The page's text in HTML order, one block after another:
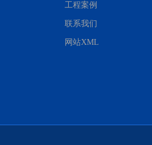
工程案例
联系我们
网站XML